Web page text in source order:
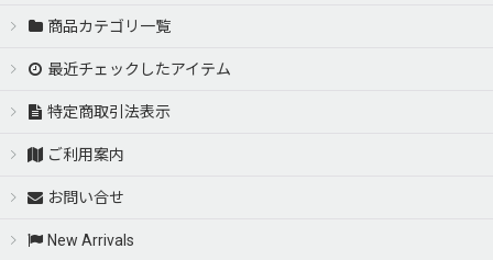
商品カテゴリ一覧
最近チェックしたアイテム
特定商取引法表示
ご利用案内
お問い合せ
New Arrivals